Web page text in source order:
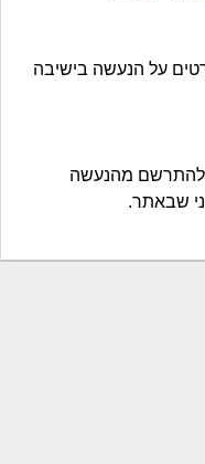
על הנעשה בישיבה
להתרשם מהנעשה
שבאתר.